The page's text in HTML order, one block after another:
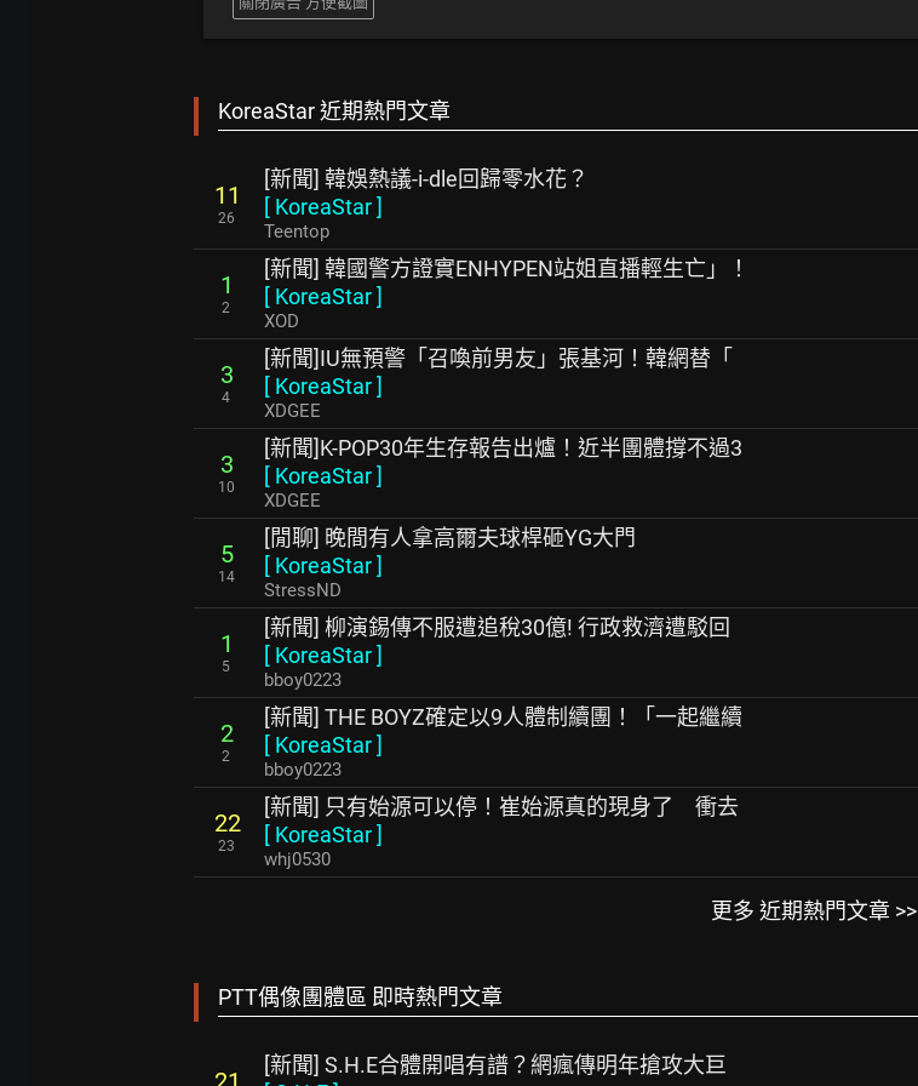
KoreaStar 近期熱門文章
11
26
[新聞] 韓娛熱議-i-dle回歸零水花？
[ KoreaStar]
Teentop
1
2
[新聞] 韓國警方證實ENHYPEN站姐直播輕生亡」！
[ KoreaStar]
XOD
3
4
[新聞]IU無預警「召喚前男友」張基河！韓網替「
[ KoreaStar]
XDGEE
3
10
[新聞]K-POP30年生存報告出爐！近半團體撐不過3
[ KoreaStar]
XDGEE
5
14
[閒聊] 晚間有人拿高爾夫球桿砸YG大門
[ KoreaStar]
StressND
1
5
[新聞] 柳演錫傳不服遭追稅30億! 行政救濟遭駁回
[ KoreaStar]
bboy0223
2
2
[新聞] THE BOYZ確定以9人體制續團！「一起繼續
[ KoreaStar]
bboy0223
22
23
[新聞] 只有始源可以停！崔始源真的現身了 衝去
[ KoreaStar]
whj0530
更多 近期熱門文章 >>
PTT偶像團體區 即時熱門文章
[新聞] S.H.E合體開唱有譜？網瘋傳明年搶攻大巨